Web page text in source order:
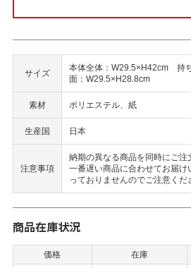
サイズ
本体全体：W29.5×H42cm 持
面：W29.5×H28.8cm
素材 ポリエステル、紙
生産国 日本
注意事項
納期の異なる商品を同時にご
一番遅い商品に合わせてお届
っておりませんのでご注意くだ
商品在庫状況
価格 在庫